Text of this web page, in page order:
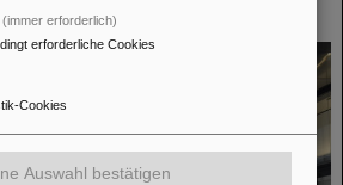
(immer erforderlich)
erforderliche Cookies
Cookies
Auswahl bestätigen